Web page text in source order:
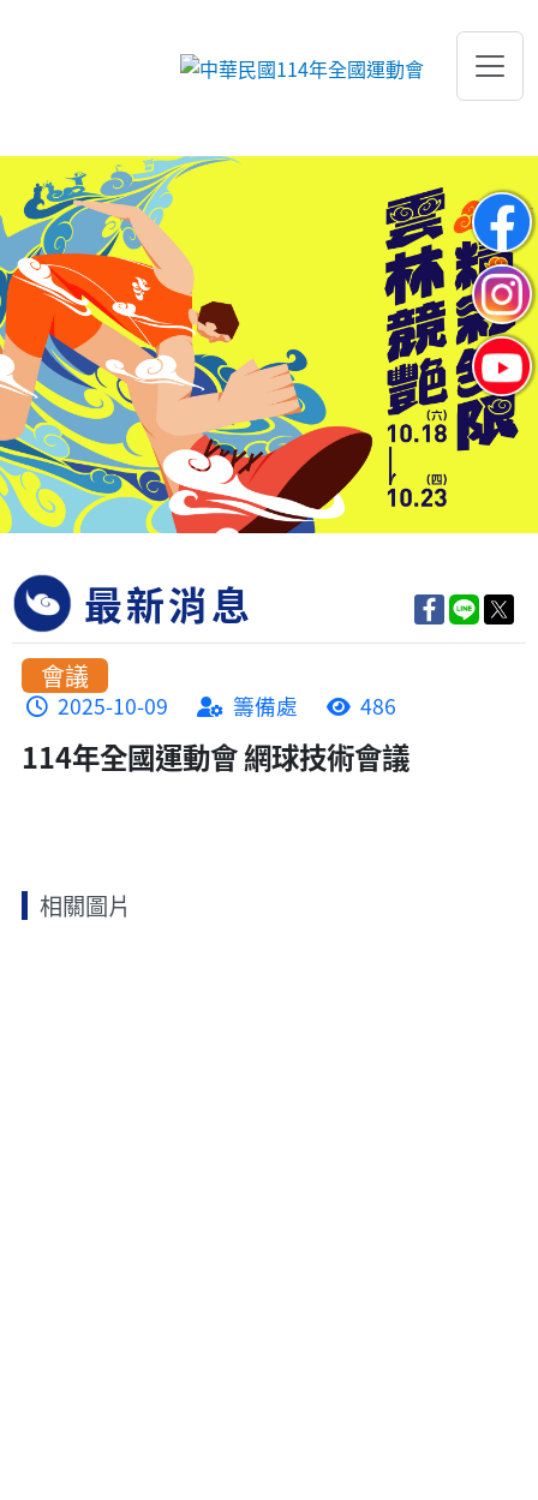
跳到主要內容
最新消息
會議
2025-10-09 籌備處 486
114年全國運動會 網球技術會議
相關圖片